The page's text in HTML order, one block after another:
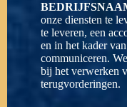
onze diensten te
te leveren, een
en in het kader
communiceren.
bij het verwerken
terugvorderingen.